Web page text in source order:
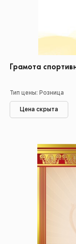
Грамота
Тип цены: Розница
Цена скрыта